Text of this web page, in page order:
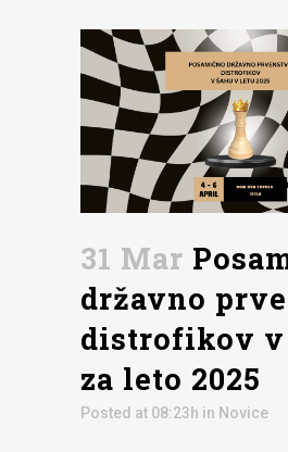
31 Mar
državno
distrofikov v
za leto 2025
Posted at 08:23h in Novice